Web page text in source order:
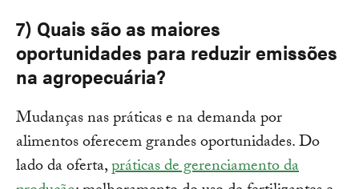
7) Quais são as maiores
oportunidades para reduzir emissões
na agropecuária?
Mudanças nas práticas e na demanda por
alimentos oferecem grandes oportunidades. Do
lado da oferta,práticas de gerenciamento da